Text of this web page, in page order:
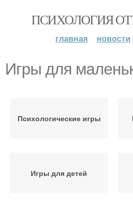
ПСИХОЛОГИЯ
главная новости
Игры для
Психологические игры
Игры для детей